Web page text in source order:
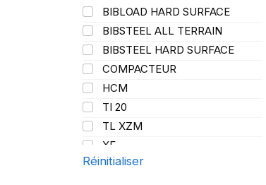
BIBLOAD HARD SURFACE
BIBSTEEL ALL TERRAIN
BIBSTEEL HARD SURFACE
COMPACTEUR
HCM
TI 20
TL XZM
XF
XMCL
Réinitialiser